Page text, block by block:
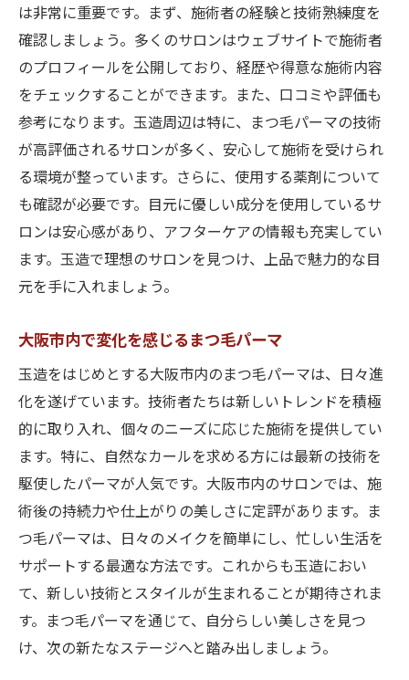
は非常に重要です。まず、施術者の経験と技術熟練度を
確認しましょう。多くのサロンはウェブサイトで施術者
のプロフィールを公開しており、経歴や得意な施術内容
をチェックすることができます。また、口コミや評価も
参考になります。玉造周辺は特に、まつ毛パーマの技術
が高評価されるサロンが多く、安心して施術を受けられ
る環境が整っています。さらに、使用する薬剤について
も確認が必要です。目元に優しい成分を使用しているサ
ロンは安心感があり、アフターケアの情報も充実してい
ます。玉造で理想のサロンを見つけ、上品で魅力的な目
元を手に入れましょう。
大阪市内で変化を感じるまつ毛パーマ
玉造をはじめとする大阪市内のまつ毛パーマは、日々進
化を遂げています。技術者たちは新しいトレンドを積極
的に取り入れ、個々のニーズに応じた施術を提供してい
ます。特に、自然なカールを求める方には最新の技術を
駆使したパーマが人気です。大阪市内のサロンでは、施
術後の持続力や仕上がりの美しさに定評があります。ま
つ毛パーマは、日々のメイクを簡単にし、忙しい生活を
サポートする最適な方法です。これからも玉造におい
て、新しい技術とスタイルが生まれることが期待されま
す。まつ毛パーマを通じて、自分らしい美しさを見つ
け、次の新たなステージへと踏み出しましょう。